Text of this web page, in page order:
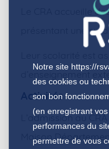
Le CRA accueille
présentant une
d’enseignement
Activités
L’admission au
Maison
Notre site https://
des cookies ou
son bon
(en enregistrant
performances du
permettre de vous